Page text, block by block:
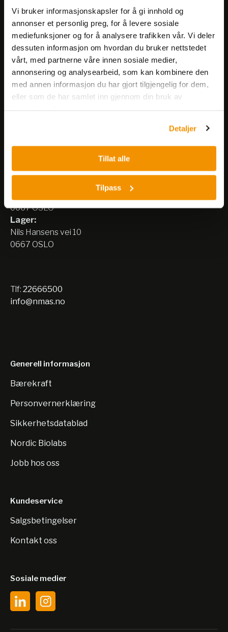
Vi bruker informasjonskapsler for å gi innhold og
annonser et personlig preg, for å levere sosiale
mediefunksjoner og for å analysere trafikken vår. Vi deler
dessuten informasjon om hvordan du bruker nettstedet
vårt, med partnerne våre innen sosiale medier,
annonsering og analysearbeid, som kan kombinere den
med annen informasjon du har gjort tilgjengelig for dem,
eller som de har samlet inn gjennom din bruk av
Detaljer
Tillat alle
Tilpass
Meld deg på vårt nyhetsbrev!
Få informasjon om produkter,
arrangementer og kampanjer.
Meld på nyhetsbrev
0667 OSLO
Lager:
Nils Hansens vei 10
0667 OSLO
Tlf: 22666500
info@nmas.no
Generell informasjon
Bærekraft
Personvernerklæring
Sikkerhetsdatablad
Nordic Biolabs
Jobb hos oss
Kundeservice
Salgsbetingelser
Kontakt oss
Sosiale medier